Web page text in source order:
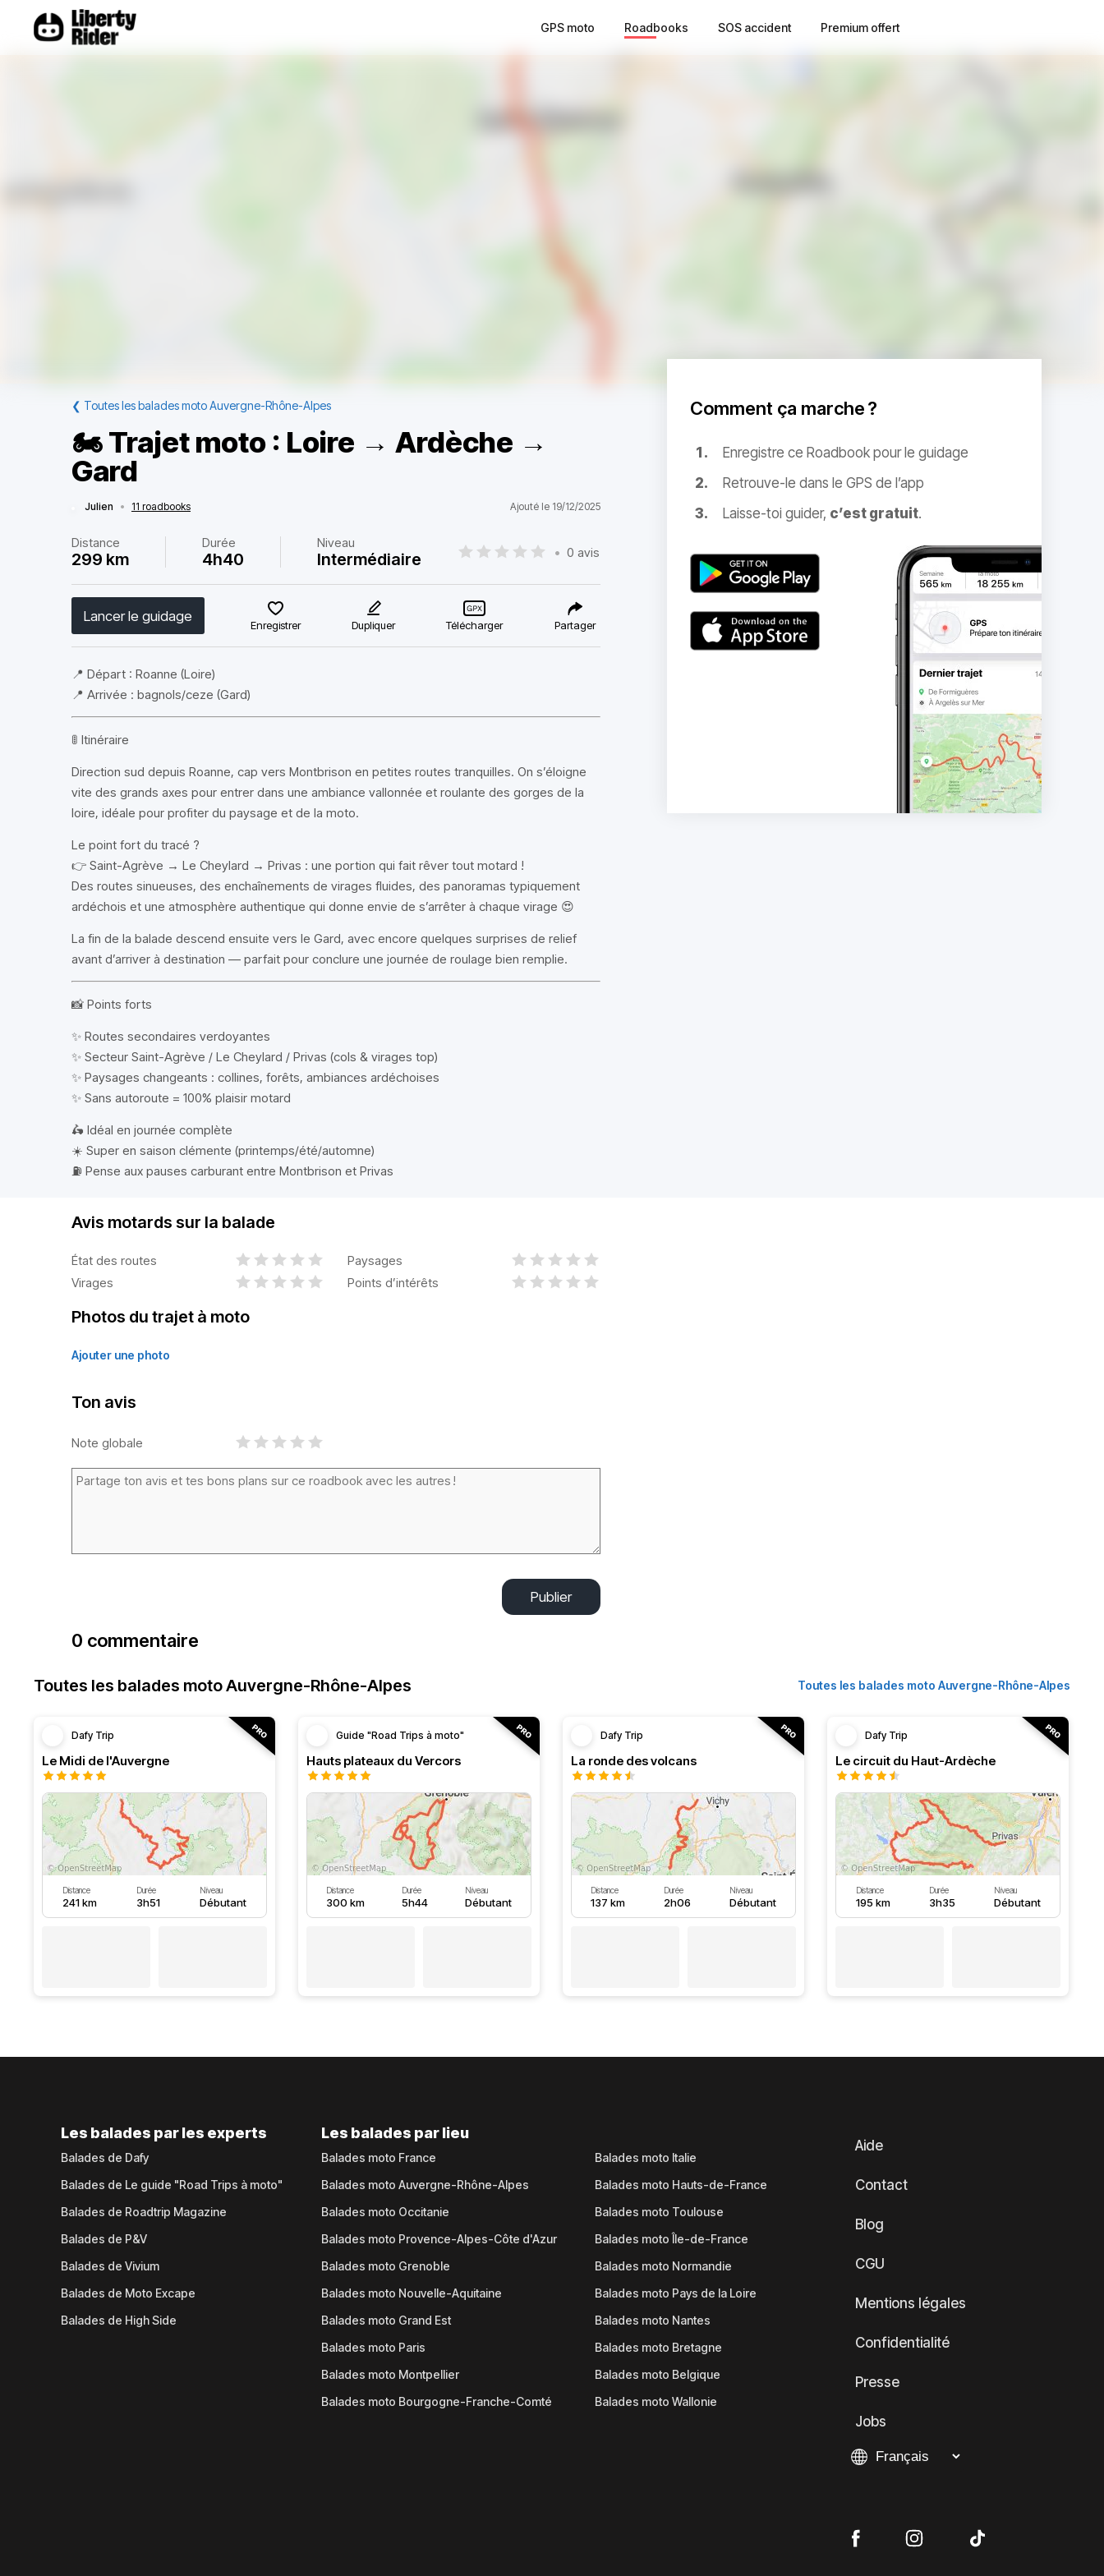
GPS moto Roadbooks SOS accident Premium offert
❮ Toutes les balades moto Auvergne-Rhône-Alpes
🏍️ Trajet moto : Loire → Ardèche →
Gard
Julien • 11 roadbooks Ajouté le 19/12/2025
Distance
299 km
Durée
4h40
Niveau
Intermédiaire • 0 avis
Lancer le guidage
Enregistrer Dupliquer Télécharger Partager
📍 Départ : Roanne (Loire)
📍 Arrivée : bagnols/ceze (Gard)
🚦 Itinéraire
Direction sud depuis Roanne, cap vers Montbrison en petites routes tranquilles. On s’éloigne
vite des grands axes pour entrer dans une ambiance vallonnée et roulante des gorges de la
loire, idéale pour profiter du paysage et de la moto.
Le point fort du tracé ?
👉 Saint-Agrève → Le Cheylard → Privas : une portion qui fait rêver tout motard !
Des routes sinueuses, des enchaînements de virages fluides, des panoramas typiquement
ardéchois et une atmosphère authentique qui donne envie de s’arrêter à chaque virage 😍
La fin de la balade descend ensuite vers le Gard, avec encore quelques surprises de relief
avant d’arriver à destination — parfait pour conclure une journée de roulage bien remplie.
📸 Points forts
✨ Routes secondaires verdoyantes
✨ Secteur Saint-Agrève / Le Cheylard / Privas (cols & virages top)
✨ Paysages changeants : collines, forêts, ambiances ardéchoises
✨ Sans autoroute = 100% plaisir motard
🛵 Idéal en journée complète
☀️ Super en saison clémente (printemps/été/automne)
⛽️ Pense aux pauses carburant entre Montbrison et Privas
Comment ça marche ?
Enregistre ce Roadbook pour le guidage
Retrouve-le dans le GPS de l’app
Laisse-toi guider, c’est gratuit.
Avis motards sur la balade
État des routes
Paysages
Virages
Points d’intérêts
Photos du trajet à moto
Ajouter une photo
Ton avis
Note globale
Publier
0 commentaire
Toutes les balades moto Auvergne-Rhône-Alpes Toutes les balades moto Auvergne-Rhône-Alpes
Dafy Trip
Le Midi de l'Auvergne
Distance
241 km
Durée
3h51
Niveau
Débutant
Guide "Road Trips à moto"
Hauts plateaux du Vercors
Distance
300 km
Durée
5h44
Niveau
Débutant
Dafy Trip
La ronde des volcans
Distance
137 km
Durée
2h06
Niveau
Débutant
Dafy Trip
Le circuit du Haut-Ardèche
Distance
195 km
Durée
3h35
Niveau
Débutant
Les balades par les experts
Balades de Dafy
Balades de Le guide "Road Trips à moto"
Balades de Roadtrip Magazine
Balades de P&V
Balades de Vivium
Balades de Moto Excape
Balades de High Side
Les balades par lieu
Balades moto France
Balades moto Auvergne-Rhône-Alpes
Balades moto Occitanie
Balades moto Provence-Alpes-Côte d'Azur
Balades moto Grenoble
Balades moto Nouvelle-Aquitaine
Balades moto Grand Est
Balades moto Paris
Balades moto Montpellier
Balades moto Bourgogne-Franche-Comté
Balades moto Italie
Balades moto Hauts-de-France
Balades moto Toulouse
Balades moto Île-de-France
Balades moto Normandie
Balades moto Pays de la Loire
Balades moto Nantes
Balades moto Bretagne
Balades moto Belgique
Balades moto Wallonie
Aide
Contact
Blog
CGU
Mentions légales
Confidentialité
Presse
Jobs